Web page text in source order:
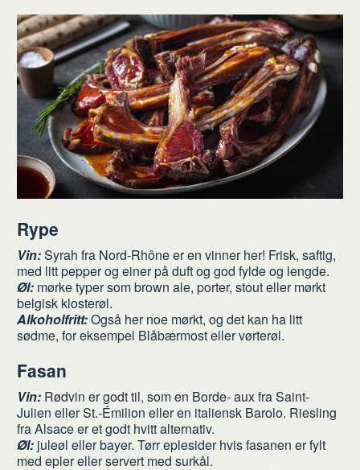
Rype
Vin:Syrah fra Nord-Rhône er en vinner her! Frisk, saftig,
med litt pepper og einer på duft og god fylde og lengde.
Øl:mørke typer som brown ale, porter, stout eller mørkt
belgisk klosterøl.
Alkoholfritt:Også her noe mørkt, og det kan ha litt
sødme, for eksempel Blåbærmost eller vørterøl.
Fasan
Vin:Rødvin er godt til, som en Borde- aux fra Saint-
Julien eller St.-Émilion eller en italiensk Barolo. Riesling
fra Alsace er et godt hvitt alternativ.
Øl:juleøl eller bayer. Tørr eplesider hvis fasanen er fylt
med epler eller servert med surkål.